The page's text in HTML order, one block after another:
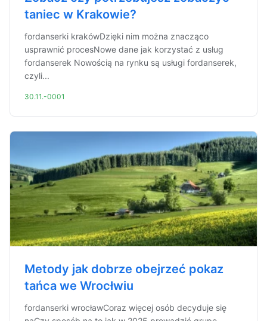
taniec w Krakowie?
fordanserki krakówDzięki nim można znacząco
usprawnić procesNowe dane jak korzystać z usług
fordanserek Nowością na rynku są usługi fordanserek,
czyli...
30.11.-0001
Metody jak dobrze obejrzeć pokaz
tańca we Wrocłwiu
fordanserki wrocławCoraz więcej osób decyduje się